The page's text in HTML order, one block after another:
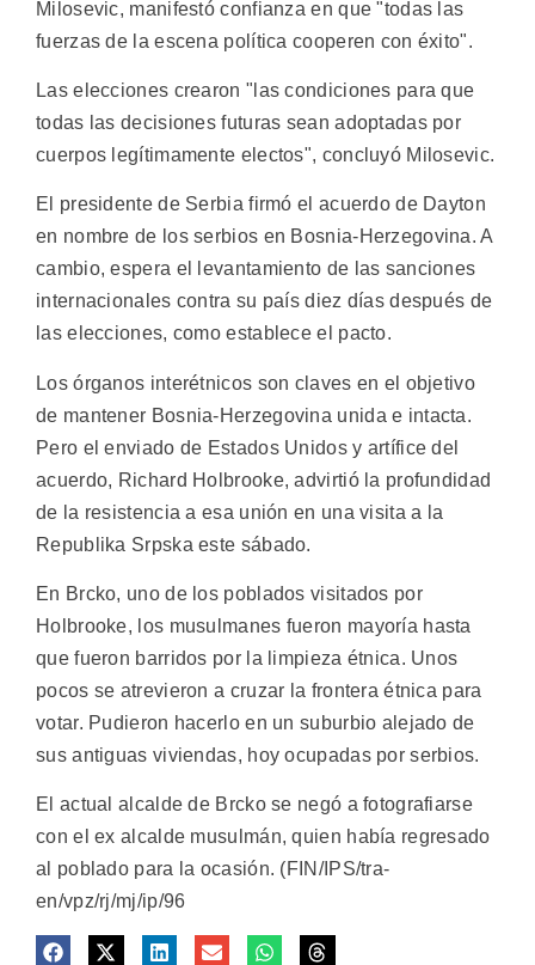
Milosevic, manifestó confianza en que "todas las
fuerzas de la escena política cooperen con éxito".
Las elecciones crearon "las condiciones para que
todas las decisiones futuras sean adoptadas por
cuerpos legítimamente electos", concluyó Milosevic.
El presidente de Serbia firmó el acuerdo de Dayton
en nombre de los serbios en Bosnia-Herzegovina. A
cambio, espera el levantamiento de las sanciones
internacionales contra su país diez días después de
las elecciones, como establece el pacto.
Los órganos interétnicos son claves en el objetivo
de mantener Bosnia-Herzegovina unida e intacta.
Pero el enviado de Estados Unidos y artífice del
acuerdo, Richard Holbrooke, advirtió la profundidad
de la resistencia a esa unión en una visita a la
Republika Srpska este sábado.
En Brcko, uno de los poblados visitados por
Holbrooke, los musulmanes fueron mayoría hasta
que fueron barridos por la limpieza étnica. Unos
pocos se atrevieron a cruzar la frontera étnica para
votar. Pudieron hacerlo en un suburbio alejado de
sus antiguas viviendas, hoy ocupadas por serbios.
El actual alcalde de Brcko se negó a fotografiarse
con el ex alcalde musulmán, quien había regresado
al poblado para la ocasión. (FIN/IPS/tra-
en/vpz/rj/mj/ip/96